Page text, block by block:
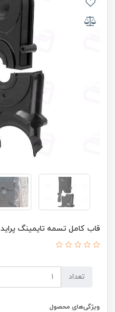
قاب کامل تسمه تایمینگ پراید
تعداد
ویژگی‌های محصول